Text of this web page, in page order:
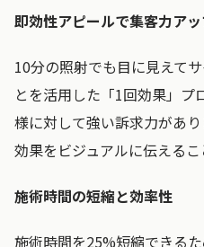
即効性アピールで集客力ア
10分の照射でも目に見えて
とを活用した「1回効果」プ
様に対して強い訴求力があ
効果をビジュアルに伝えるこ
施術時間の短縮と効率性
施術時間を25%短縮できる